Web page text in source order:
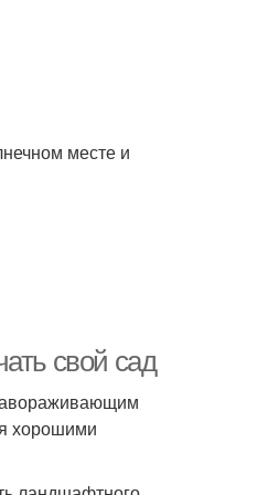
месте и
свой сад
хорошими